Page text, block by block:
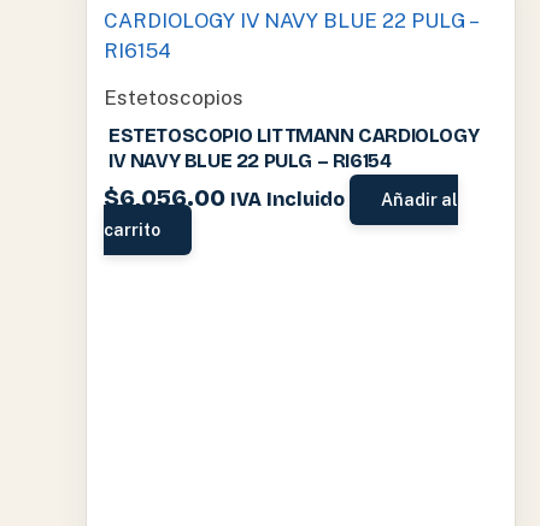
Estetoscopios
ESTETOSCOPIO LITTMANN CARDIOLOGY
IV NAVY BLUE 22 PULG – RI6154
$6,056.00 IVA Incluido
Añadir al
carrito